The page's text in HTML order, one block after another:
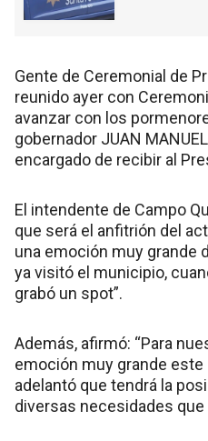
Gente de Ceremonial de
reunido ayer con
avanzar con los
gobernador JUAN
encargado de recibir al
El intendente de Campo
que será el anfitrión del
una emoción muy grande
ya visitó el municipio,
grabó un spot”.
Además, afirmó: “Para
emoción muy grande este
adelantó que tendrá la
diversas necesidades